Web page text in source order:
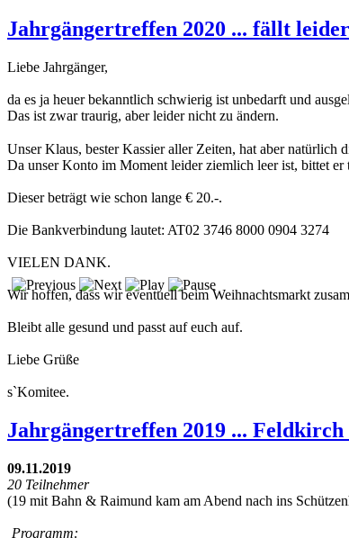
Jahrgängertreffen 2020 ... fällt
Liebe Jahrgänger,
da es ja heuer bekanntlich schwierig ist unbedarft und
Das ist zwar traurig, aber leider nicht zu ändern.
Unser Klaus, bester Kassier aller Zeiten, hat aber
Da unser Konto im Moment leider ziemlich leer ist, bittet er
Dieser beträgt wie schon lange € 20.-.
Die Bankverbindung lautet: AT02 3746 8000 0904 3274
VIELEN DANK.
Wir hoffen, dass wir eventuell beim Weihnachtsmarkt
Bleibt alle gesund und passt auf euch auf.
Liebe Grüße
s`Komitee.
Jahrgängertreffen 2019 ... Feldkirch
09.11.2019
20 Teilnehmer
(19 mit Bahn & Raimund kam am Abend nach ins
Programm: